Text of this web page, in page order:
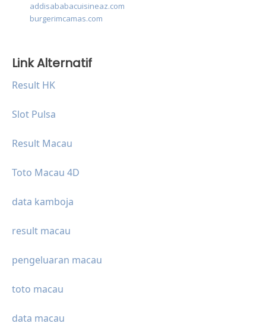
addisababacuisineaz.com
burgerimcamas.com
Link Alternatif
Result HK
Slot Pulsa
Result Macau
Toto Macau 4D
data kamboja
result macau
pengeluaran macau
toto macau
data macau